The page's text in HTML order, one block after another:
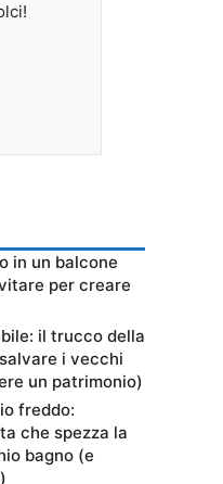
in un balcone
per creare
il trucco della
i vecchi
un patrimonio)
freddo:
che spezza la
bagno (e